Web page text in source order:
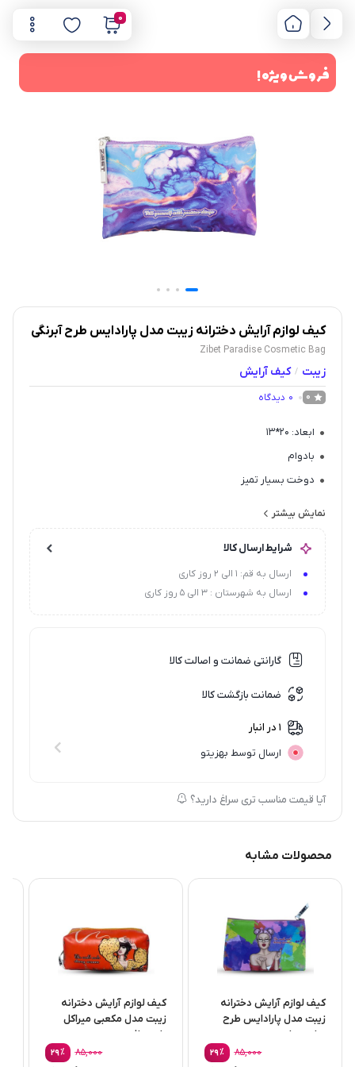
0
فروش ویژه !
کیف لوازم آرایش دخترانه زیبت مدل پارادایس طرح آبرنگی
Zibet Paradise Cosmetic Bag
زیبت / کیف آرایش
0
0 دیدگاه
ابعاد: 20*13
بادوام
دوخت بسیار تمیز
نمایش بیشتر
شرایط ارسال کالا
ارسال به قم: 1 الی 2 روز کاری
ارسال به شهرستان : 3 الی 5 روز کاری
گارانتی ضمانت و اصالت کالا
ضمانت بازگشت کالا
1 در انبار
ارسال توسط بهزیتو
آیا قیمت مناسب تری سراغ دارید؟
محصولات مشابه
کیف لوازم آرایش دخترانه
زیبت مدل پارادایس طرح
دختر زیبا
٪29 85,000
کیف لوازم آرایش دخترانه
زیبت مدل مکعبی میراکل
طرح دافی
٪29 85,000